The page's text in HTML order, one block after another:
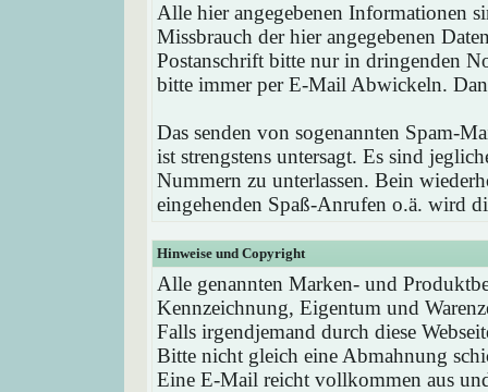
Alle hier angegebenen Informationen
Missbrauch der hier angegebenen
Postanschrift bitte nur in dringenden
bitte immer per E-Mail Abwickeln.
Das senden von sogenannten Spam-
ist strengstens untersagt. Es sind
Nummern zu unterlassen. Bein
eingehenden Spaß-Anrufen o.ä. wird
Hinweise und Copyright
Alle genannten Marken- und
Kennzeichnung, Eigentum und
Falls irgendjemand durch diese
Bitte nicht gleich eine Abmahnung
Eine E-Mail reicht vollkommen aus